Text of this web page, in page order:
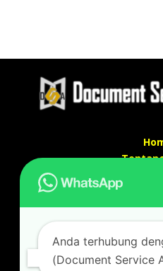
Kontak kami
Alamat kantor :
Jl Swadaya Pam No 6 Rt
Anda terhubung
(Document Service